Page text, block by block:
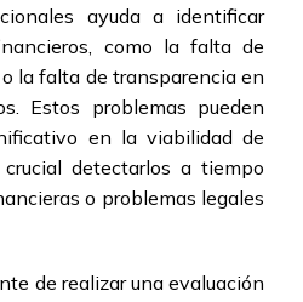
ayuda a identificar
como la falta de
la falta de transparencia en
Estos problemas pueden
en la viabilidad de
detectarlos a tiempo
o problemas legales
de realizar una evaluación